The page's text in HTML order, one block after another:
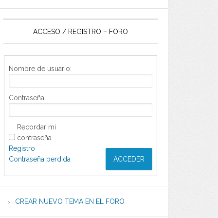
ACCESO / REGISTRO – FORO
Nombre de usuario:
Contraseña:
Recordar mi
contraseña
ACCEDER
Registro
Contraseña perdida
CREAR NUEVO TEMA EN EL FORO